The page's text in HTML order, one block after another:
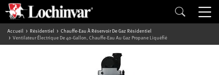
Accueil Résidentiel
Chauffe-Eau À Réservoir De Gaz Résidentiel
Ventilateur Électrique De 40-Gallon, Chauffe-Eau Au Gaz Propane Liquéfié